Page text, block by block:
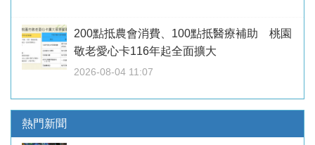
200點抵農會消費、100點抵醫療補助 桃園
敬老愛心卡116年起全面擴大
2026-08-04 11:07
熱門新聞